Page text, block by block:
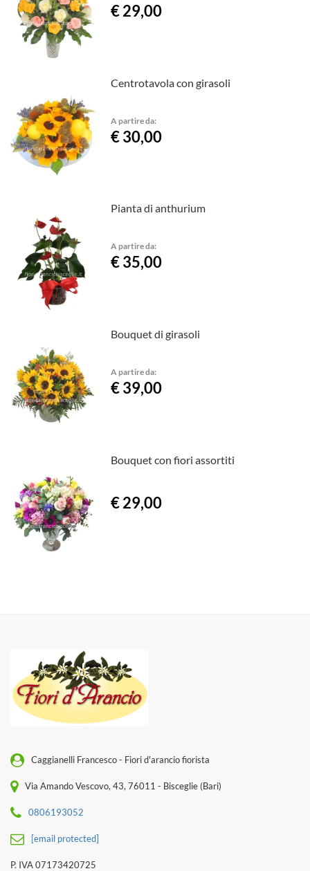
€ 29,00
Centrotavola con girasoli
A partire da:
€ 30,00
Pianta di anthurium
A partire da:
€ 35,00
Bouquet di girasoli
A partire da:
€ 39,00
Bouquet con fiori assortiti
€ 29,00
Caggianelli Francesco - Fiori d'arancio fiorista
Via Amando Vescovo, 43, 76011 - Bisceglie (Bari)
0806193052
[email protected]
P. IVA 07173420725